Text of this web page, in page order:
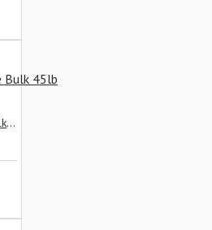
Лидкор ESP Leadcore Bulk 45lb 25m